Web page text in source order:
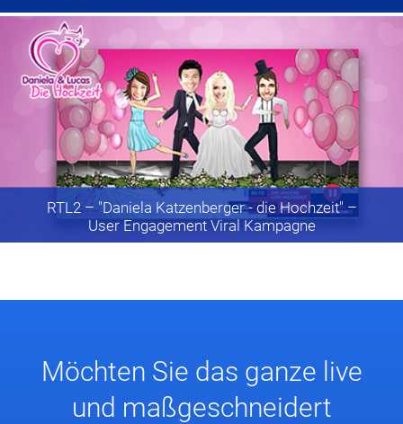
RTL2– "Daniela Katzenberger - die Hochzeit" –
User Engagement Viral Kampagne
Möchten Sie das ganze live
und maßgeschneidert